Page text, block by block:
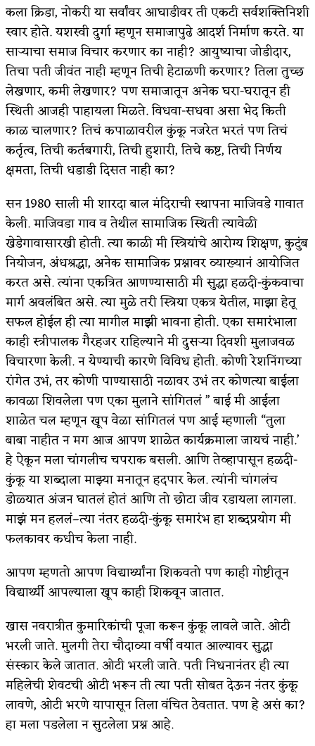
कला क्रिडा, नोकरी या सर्वांवर आघाडीवर ती एकटी सर्वशक्तिनिशी
स्वार होते. यशस्वी दुर्गा म्हणून समाजापुढे आदर्श निर्माण करते. या
साऱ्याचा समाज विचार करणार का नाही? आयुष्याचा जोडीदार,
तिचा पती जीवंत नाही म्हणून तिची हेटाळणी करणार? तिला तुच्छ
लेखणार, कमी लेखणार? पण समाजातून अनेक घरा-घरातून ही
स्थिती आजही पाहायला मिळते. विधवा-सधवा असा भेद किती
काळ चालणार? तिचं कपाळावरील कुंकू नजरेत भरतं पण तिचं
कर्तृत्व, तिची कर्तबगारी, तिची हुशारी, तिचे कष्ट, तिची निर्णय
क्षमता, तिची धडाडी दिसत नाही का?
सन 1980 साली मी शारदा बाल मंदिराची स्थापना माजिवडे गावात
केली. माजिवडा गाव व तेथील सामाजिक स्थिती त्यावेळी
खेडेगावासारखी होती. त्या काळी मी स्त्रियांचे आरोग्य शिक्षण, कुटुंब
नियोजन, अंधश्रद्धा, अनेक सामाजिक प्रश्नावर व्याख्यानं आयोजित
करत असे. त्यांना एकत्रित आणण्यासाठी मी सुद्धा हळदी-कुंकवाचा
मार्ग अवलंबित असे. त्या मुळे तरी स्त्रिया एकत्र येतील, माझा हेतू
सफल होईल ही त्या मागील माझी भावना होती. एका समारंभाला
काही स्त्रीपालक गैरहजर राहिल्याने मी दुसऱ्या दिवशी मुलाजवळ
विचारणा केली. न येण्याची कारणे विविध होती. कोणी रेशनिंगच्या
रांगेत उभं, तर कोणी पाण्यासाठी नळावर उभं तर कोणत्या बाईला
कावळा शिवलेला पण एका मुलाने सांगितलं ” बाई मी आईला
शाळेत चल म्हणून खूप वेळा सांगितलं पण आई म्हणाली “तुला
बाबा नाहीत न मग आज आपण शाळेत कार्यक्रमाला जायचं नाही.’
हे ऐकून मला चांगलीच चपराक बसली. आणि तेव्हापासून हळदी-
कुंकू या शब्दाला माझ्या मनातून हदपार केल. त्यांनी चांगलंच
डोळ्यात अंजन घातलं होतं आणि तो छोटा जीव रडायला लागला.
माझं मन हललं–त्या नंतर हळदी-कुंकू समारंभ हा शब्दप्रयोग मी
फलकावर कधीच केला नाही.
आपण म्हणतो आपण विद्यार्थ्यांना शिकवतो पण काही गोष्टीतून
विद्यार्थ्यी आपल्याला खूप काही शिकवून जातात.
खास नवरात्रीत कुमारिकांची पूजा करून कुंकू लावले जाते. ओटी
भरली जाते. मुलगी तेरा चौदाव्या वर्षी वयात आल्यावर सुद्धा
संस्कार केले जातात. ओटी भरली जाते. पती निधनानंतर ही त्या
महिलेची शेवटची ओटी भरून ती त्या पती सोबत देऊन नंतर कुंकू
लावणे, ओटी भरणे यापासून तिला वंचित ठेवतात. पण हे असं का?
हा मला पडलेला न सुटलेला प्रश्न आहे.